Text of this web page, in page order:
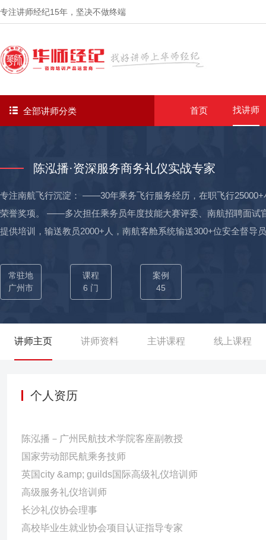
专注讲师经纪15年 ，坚决不做终端
全部讲师分类 首页 找讲师
陈泓播·资深服务商务礼仪实战专家
专注南航飞行沉淀： ——30年乘务飞行服务经历，在职飞行
荣誉奖项。 ——多次担任乘务员年度技能大赛评委、南航招聘面试
提供培训，输送教员2000+人，南航客舱系统输送300+位安全督
洋、黎子流、钟南山等） ——飞行期间多次随领导参加澳洲和美国
中，多次代表中方使馆、领馆主导与当地政要名人的重要活动开
展大会志愿者从选拔到会务组织，人员定岗培训（接待，讲解员，
校、航空等做服务项目培训与课程录制，用自身卓越的服务能力
约进入下一期管理培训计划。 02-曾为[四大高级会务]开展接待技
主导高校空乘专业招聘宣讲、提供职业规划指导和对接校企合作
共享与赋能，协助提升航空行业的服务质量，为山东省旅游学校
与空乘艺术专业模拟舱验证，为河南安阳工学院提供课程体系建
能大赛航空服务评委，为格瑞集团广爱教育马来西亚沙巴大学招
筹【两大航空】机组应急演练&amp;新乘务员应急处置课程录制
力与服务精神等多方位提升服务质量，共覆盖南航23个分子公司
常驻地
广州市
课程
6 门
案例
45
讲师主页 讲师资料 主讲课程 线上课程
个人资历
陈泓播－广州民航技术学院客座副教授
国家劳动部民航乘务技师
英国city &amp; guilds国际高级礼仪培训师
高级服务礼仪培训师
长沙礼仪协会理事
高校毕业生就业协会项目认证指导专家